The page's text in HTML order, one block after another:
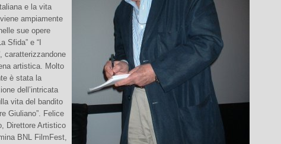
e la vita
ampiamente
sue opere
Sfida” e “I
caratterizzandone
artistica. Molto
è stata la
dell’intricata
vita del bandito
Giuliano”. Felice
Direttore Artistico
BNL FilmFest,